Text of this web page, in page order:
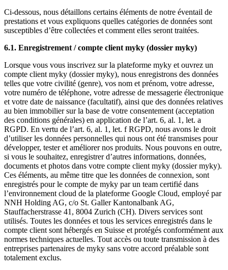
Ci-dessous, nous détaillons certains éléments de notre éventail de
prestations et vous expliquons quelles catégories de données sont
susceptibles d’être collectées et comment elles seront traitées.
6.1. Enregistrement / compte client myky (dossier myky)
Lorsque vous vous inscrivez sur la plateforme myky et ouvrez un
compte client myky (dossier myky), nous enregistrons des données
telles que votre civilité (genre), vos nom et prénom, votre adresse,
votre numéro de téléphone, votre adresse de messagerie électronique
et votre date de naissance (facultatif), ainsi que des données relatives
au bien immobilier sur la base de votre consentement (acceptation
des conditions générales) en application de l’art. 6, al. 1, let. a
RGPD. En vertu de l’art. 6, al. 1, let. f RGPD, nous avons le droit
d’utiliser les données personnelles qui nous ont été transmises pour
développer, tester et améliorer nos produits. Nous pouvons en outre,
si vous le souhaitez, enregistrer d’autres informations, données,
documents et photos dans votre compte client myky (dossier myky).
Ces éléments, au même titre que les données de connexion, sont
enregistrés pour le compte de myky par un team certifié dans
l’environnement cloud de la plateforme Google Cloud, employé par
NNH Holding AG, c/o St. Galler Kantonalbank AG,
Stauffacherstrasse 41, 8004 Zurich (CH). Divers services sont
utilisés. Toutes les données et tous les services enregistrés dans le
compte client sont hébergés en Suisse et protégés conformément aux
normes techniques actuelles. Tout accès ou toute transmission à des
entreprises partenaires de myky sans votre accord préalable sont
totalement exclus.